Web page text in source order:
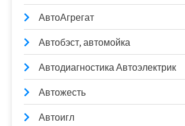
АвтоАгрегат
Автобэст, автомойка
Автодиагностика Автоэлектрик
Автожесть
Автоигл